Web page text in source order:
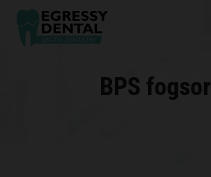
Skip
content
BPS fogsor